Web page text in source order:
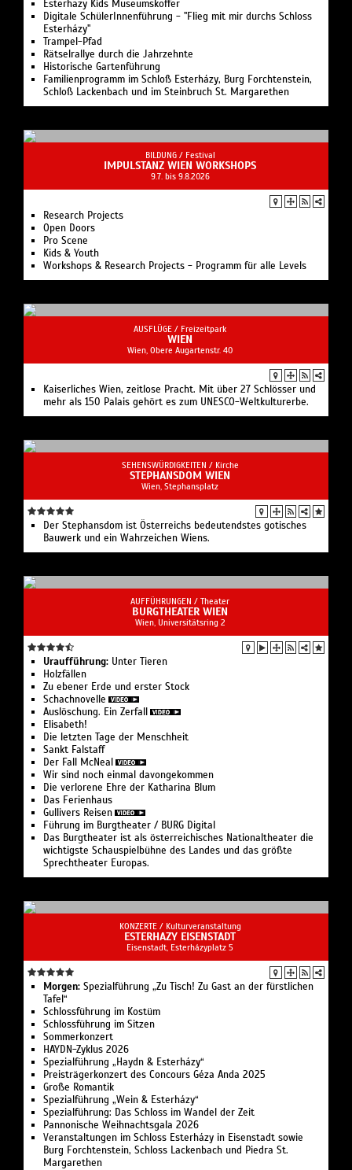
Esterhazy Kids Museumskoffer
Digitale SchülerInnenführung - "Flieg mit mir durchs Schloss
Esterházy"
Trampel-Pfad
Rätselrallye durch die Jahrzehnte
Historische Gartenführung
Familienprogramm im Schloß Esterházy, Burg Forchtenstein,
Schloß Lackenbach und im Steinbruch St. Margarethen
BILDUNG / Festival
IMPULSTANZ WIEN WORKSHOPS
9.7. bis 9.8.2026
Research Projects
Open Doors
Pro Scene
Kids & Youth
Workshops & Research Projects - Programm für alle Levels
AUSFLÜGE / Freizeitpark
WIEN
Wien, Obere Augartenstr. 40
Kaiserliches Wien, zeitlose Pracht. Mit über 27 Schlösser und
mehr als 150 Palais gehört es zum UNESCO-Weltkulturerbe.
SEHENSWÜRDIGKEITEN / Kirche
STEPHANSDOM WIEN
Wien, Stephansplatz
Der Stephansdom ist Österreichs bedeutendstes gotisches
Bauwerk und ein Wahrzeichen Wiens.
AUFFÜHRUNGEN / Theater
BURGTHEATER WIEN
Wien, Universitätsring 2
Uraufführung: Unter Tieren
Holzfällen
Zu ebener Erde und erster Stock
Schachnovelle
Auslöschung. Ein Zerfall
Elisabeth!
Die letzten Tage der Menschheit
Sankt Falstaff
Der Fall McNeal
Wir sind noch einmal davongekommen
Die verlorene Ehre der Katharina Blum
Das Ferienhaus
Gullivers Reisen
Führung im Burgtheater / BURG Digital
Das Burgtheater ist als österreichisches Nationaltheater die
wichtigste Schauspielbühne des Landes und das größte
Sprechtheater Europas.
KONZERTE / Kulturveranstaltung
ESTERHAZY EISENSTADT
Eisenstadt, Esterházyplatz 5
Morgen: Spezialführung „Zu Tisch! Zu Gast an der fürstlichen
Tafel“
Schlossführung im Kostüm
Schlossführung im Sitzen
Sommerkonzert
HAYDN-Zyklus 2026
Spezialführung „Haydn & Esterházy“
Preisträgerkonzert des Concours Géza Anda 2025
Große Romantik
Spezialführung „Wein & Esterházy“
Spezialführung: Das Schloss im Wandel der Zeit
Pannonische Weihnachtsgala 2026
Veranstaltungen im Schloss Esterházy in Eisenstadt sowie
Burg Forchtenstein, Schloss Lackenbach und Piedra St.
Margarethen